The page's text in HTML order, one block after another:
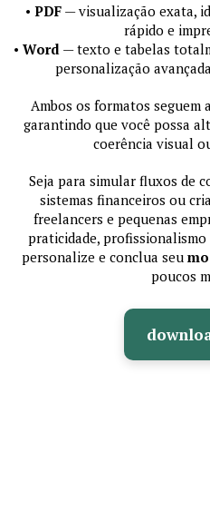
• PDF — visualização exata,
rápido e
• Word — texto e tabelas
personalização
Ambos os formatos
garantindo que você possa
coerência visual
Seja para simular fluxos de
sistemas financeiros ou
freelancers e pequenas
praticidade,
personalize e conclua seu
poucos